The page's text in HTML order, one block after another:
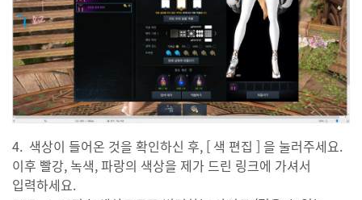
4. 색상이 들어온 것을 확인하신 후, [ 색 편집 ] 을 눌러주세요.
이후 빨강, 녹색, 파랑의 색상을 제가 드린 링크에 가셔서
입력하세요.